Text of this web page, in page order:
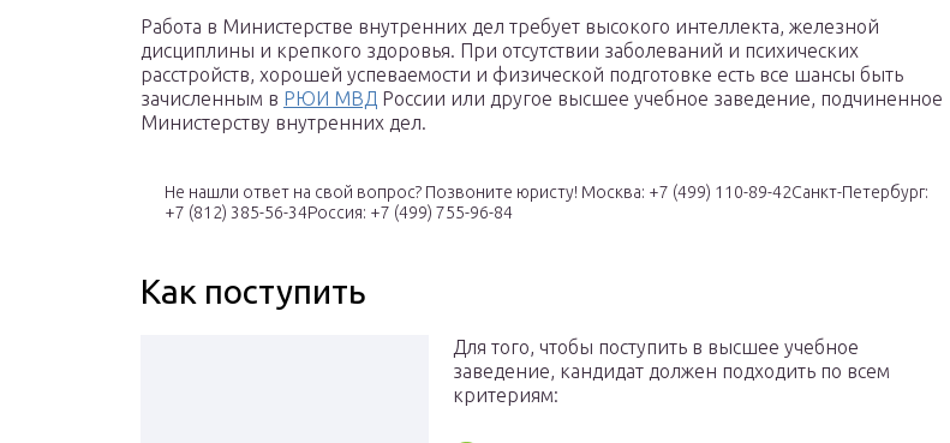
Работа в Министерстве внутренних дел требует высокого интеллекта, железной
дисциплины и крепкого здоровья. При отсутствии заболеваний и психических
расстройств, хорошей успеваемости и физической подготовке есть все шансы быть
зачисленным в РЮИ МВД России или другое высшее учебное заведение, подчиненное
Министерству внутренних дел.
Не нашли ответ на свой вопрос? Позвоните юристу! Москва: +7 (499) 110-89-42Санкт-Петербург:
+7 (812) 385-56-34Россия: +7 (499) 755-96-84
Как поступить
Для того, чтобы поступить в высшее учебное
заведение, кандидат должен подходить по всем
критериям: